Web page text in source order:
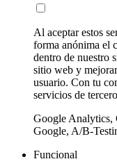
Al aceptar estos
forma anónima el
dentro de nuestro
sitio web y
usuario. Con tu
servicios de
Google Analytics,
Google, A/B-
Funcional